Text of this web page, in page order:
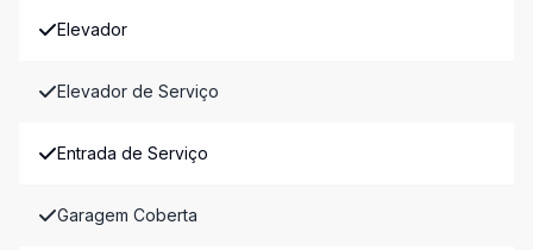
Elevador
Elevador de Serviço
Entrada de Serviço
Garagem Coberta